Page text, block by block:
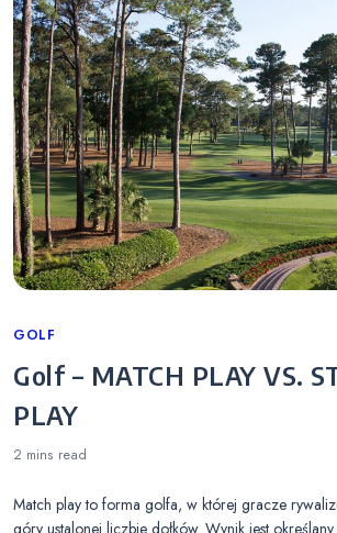
Categories
GOLF
Golf – MATCH PLAY VS.
PLAY
2 mins read
Match play to forma golfa, w której gracze
góry ustalonej liczbie dołków. Wynik jest